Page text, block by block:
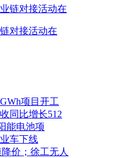
对接活动在
项目开工
同比增长512
能电池项
车下线
价；徐工无人